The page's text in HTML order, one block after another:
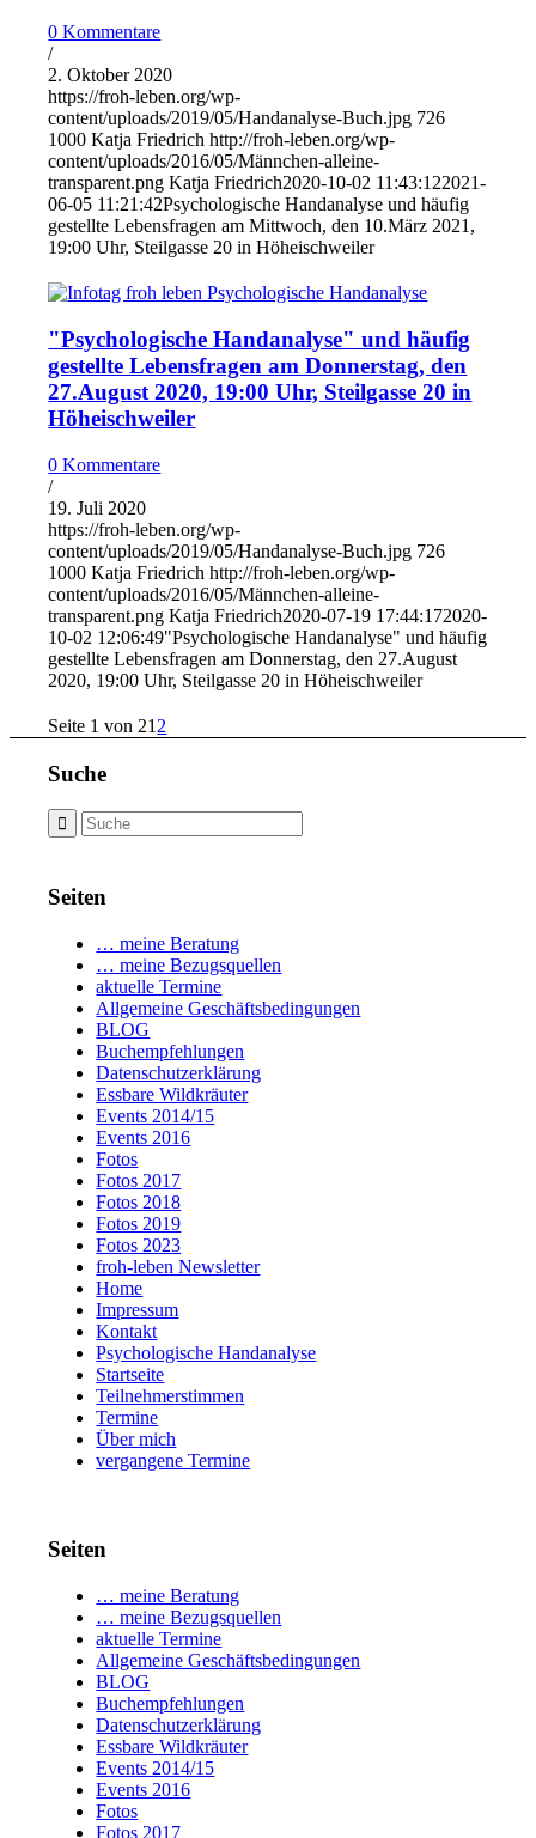
0 Kommentare
/
2. Oktober 2020
https://froh-leben.org/wp-
content/uploads/2019/05/Handanalyse-Buch.jpg 726
1000 Katja Friedrich http://froh-leben.org/wp-
content/uploads/2016/05/Männchen-alleine-
transparent.png Katja Friedrich2020-10-02 11:43:122021-
06-05 11:21:42Psychologische Handanalyse und häufig
gestellte Lebensfragen am Mittwoch, den 10.März 2021,
19:00 Uhr, Steilgasse 20 in Höheischweiler
"Psychologische Handanalyse" und häufig
gestellte Lebensfragen am Donnerstag, den
27.August 2020, 19:00 Uhr, Steilgasse 20 in
Höheischweiler
0 Kommentare
/
19. Juli 2020
https://froh-leben.org/wp-
content/uploads/2019/05/Handanalyse-Buch.jpg 726
1000 Katja Friedrich http://froh-leben.org/wp-
content/uploads/2016/05/Männchen-alleine-
transparent.png Katja Friedrich2020-07-19 17:44:172020-
10-02 12:06:49"Psychologische Handanalyse" und häufig
gestellte Lebensfragen am Donnerstag, den 27.August
2020, 19:00 Uhr, Steilgasse 20 in Höheischweiler
Seite 1 von 21 2
Suche
Seiten
… meine Beratung
… meine Bezugsquellen
aktuelle Termine
Allgemeine Geschäftsbedingungen
BLOG
Buchempfehlungen
Datenschutzerklärung
Essbare Wildkräuter
Events 2014/15
Events 2016
Fotos
Fotos 2017
Fotos 2018
Fotos 2019
Fotos 2023
froh-leben Newsletter
Home
Impressum
Kontakt
Psychologische Handanalyse
Startseite
Teilnehmerstimmen
Termine
Über mich
vergangene Termine
Seiten
… meine Beratung
… meine Bezugsquellen
aktuelle Termine
Allgemeine Geschäftsbedingungen
BLOG
Buchempfehlungen
Datenschutzerklärung
Essbare Wildkräuter
Events 2014/15
Events 2016
Fotos
Fotos 2017